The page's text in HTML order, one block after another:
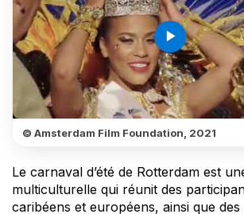
play_arrow
© Amsterdam Film Foundation, 2021
Le carnaval d’été de Rotterdam est
multiculturelle qui réunit des
caribéens et européens, ainsi que